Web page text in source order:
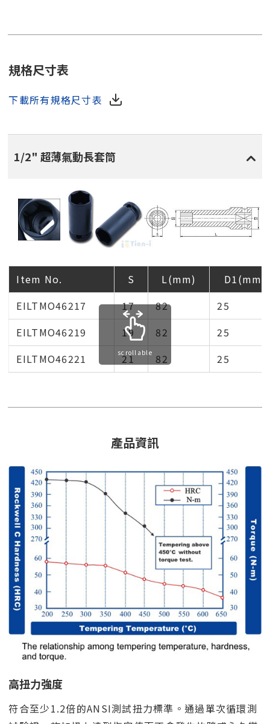
規格尺寸表
下載所有規格尺寸表
1/2" 超薄氣動長套筒
Item No. S L(mm)
D1(mm)
EILTMO46217
17 82
25
EILTMO46219
19 82
25
EILTMO46221
21 82 25
scrollable
產品資訊
高扭力強度
符合至少1.2倍的ANSI測試扭力標準。通過單次循環測